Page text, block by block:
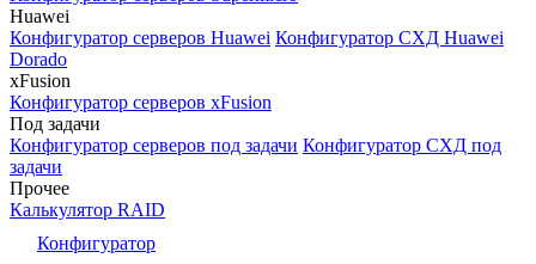
Huawei
Конфигуратор серверов Huawei Конфигуратор СХД Huawei
Dorado
xFusion
Конфигуратор серверов xFusion
Под задачи
Конфигуратор серверов под задачи Конфигуратор СХД под
задачи
Прочее
Калькулятор RAID
Конфигуратор